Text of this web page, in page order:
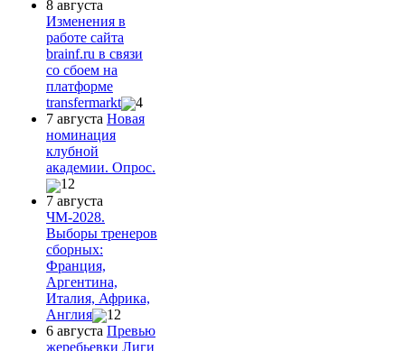
8 августа
Изменения в
работе сайта
brainf.ru в связи
со сбоем на
платформе
transfermarkt
4
7 августа Новая
номинация
клубной
академии. Опрос.
12
7 августа
ЧМ-2028.
Выборы тренеров
сборных:
Франция,
Аргентина,
Италия, Африка,
Англия
12
6 августа Превью
жеребьевки Лиги